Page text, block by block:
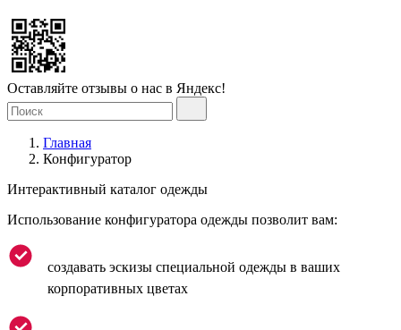
Оставляйте отзывы о нас в Яндекс!
Главная
Конфигуратор
Интерактивный каталог одежды
Использование конфигуратора одежды позволит вам:
создавать эскизы специальной одежды в ваших
корпоративных цветах